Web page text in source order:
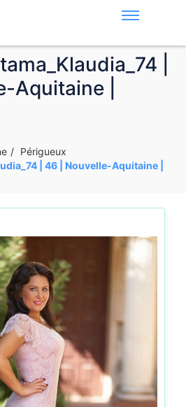
|
Aquitaine |
Périgueux
| 46 | Nouvelle-Aquitaine |